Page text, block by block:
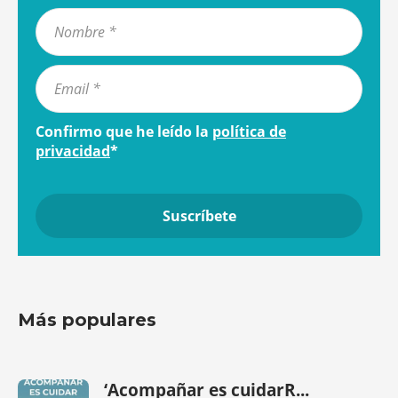
Confirmo que he leído la política de
privacidad*
Más populares
‘Acompañar es cuidarR...